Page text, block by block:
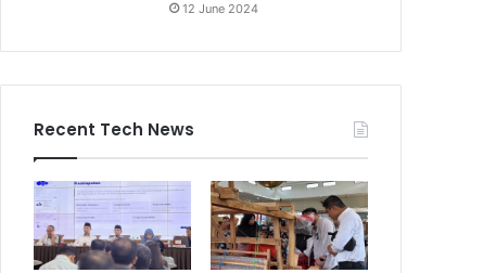
12 June 2024
Recent Tech News